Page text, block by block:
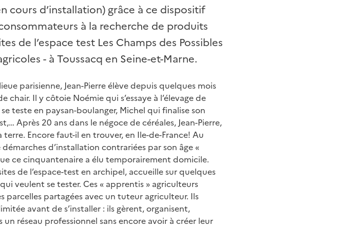
cours d’installation) grâce à ce dispositif
à la recherche de produits
de l’espace test Les Champs des Possibles
- à Toussacq en Seine-et-Marne.
parisienne, Jean-Pierre élève depuis quelques mois
Il y côtoie Noémie qui s’essaye à l’élevage de
teste en paysan-boulanger, Michel qui finalise son
Après 20 ans dans le négoce de céréales, Jean-Pierre,
Encore faut-il en trouver, en Ile-de-France! Au
d’installation contrariées par son âge «
ce cinquantenaire a élu temporairement domicile.
de l’espace-test en archipel, accueille sur quelques
veulent se tester. Ces « apprentis » agriculteurs
partagées avec un tuteur agriculteur. Ils
avant de s’installer : ils gèrent, organisent,
réseau professionnel sans encore avoir à créer leur